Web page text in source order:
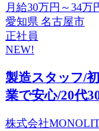
月給30万円～34万
愛知県 名古屋市
正社員
NEW!
製造スタッフ/
業で安心/20代
株式会社